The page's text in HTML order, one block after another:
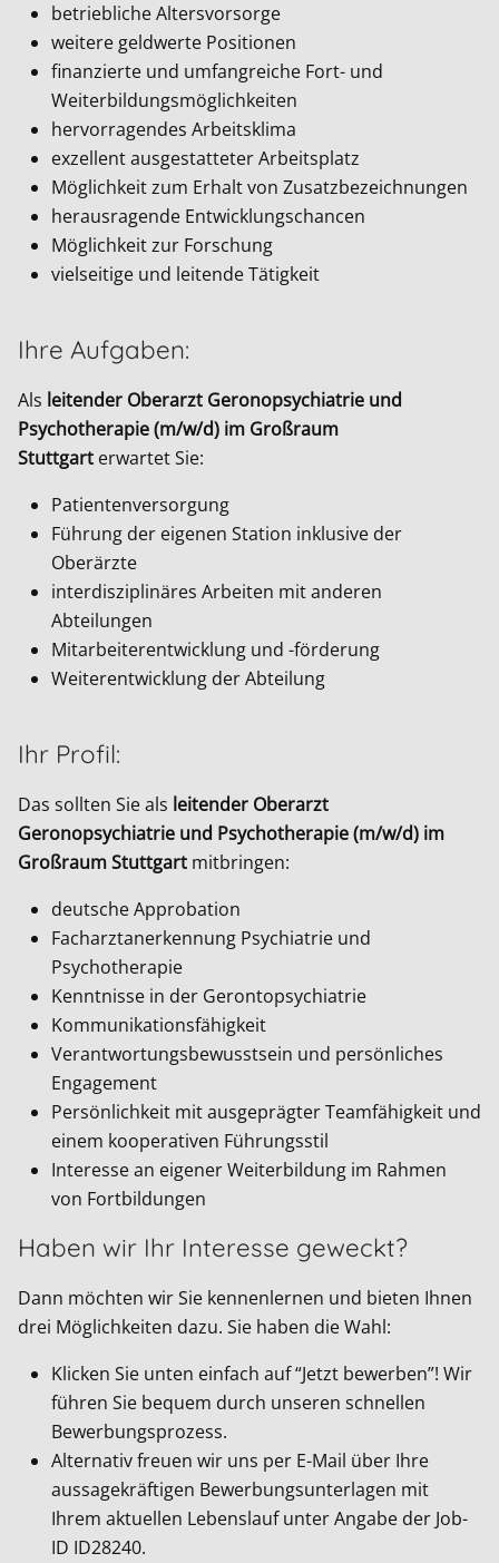
betriebliche Altersvorsorge
weitere geldwerte Positionen
finanzierte und umfangreiche Fort- und
Weiterbildungsmöglichkeiten
hervorragendes Arbeitsklima
exzellent ausgestatteter Arbeitsplatz
Möglichkeit zum Erhalt von Zusatzbezeichnungen
herausragende Entwicklungschancen
Möglichkeit zur Forschung
vielseitige und leitende Tätigkeit
Ihre Aufgaben:
Als leitender Oberarzt Geronopsychiatrie und
Psychotherapie (m/w/d) im Großraum
Stuttgart erwartet Sie:
Patientenversorgung
Führung der eigenen Station inklusive der
Oberärzte
interdisziplinäres Arbeiten mit anderen
Abteilungen
Mitarbeiterentwicklung und -förderung
Weiterentwicklung der Abteilung
Ihr Profil:
Das sollten Sie als leitender Oberarzt
Geronopsychiatrie und Psychotherapie (m/w/d) im
Großraum Stuttgart mitbringen:
deutsche Approbation
Facharztanerkennung Psychiatrie und
Psychotherapie
Kenntnisse in der Gerontopsychiatrie
Kommunikationsfähigkeit
Verantwortungsbewusstsein und persönliches
Engagement
Persönlichkeit mit ausgeprägter Teamfähigkeit und
einem kooperativen Führungsstil
Interesse an eigener Weiterbildung im Rahmen
von Fortbildungen
Haben wir Ihr Interesse geweckt?
Dann möchten wir Sie kennenlernen und bieten Ihnen
drei Möglichkeiten dazu. Sie haben die Wahl:
Klicken Sie unten einfach auf “Jetzt bewerben”! Wir
führen Sie bequem durch unseren schnellen
Bewerbungsprozess.
Alternativ freuen wir uns per E-Mail über Ihre
aussagekräftigen Bewerbungsunterlagen mit
Ihrem aktuellen Lebenslauf unter Angabe der Job-
ID ID28240.